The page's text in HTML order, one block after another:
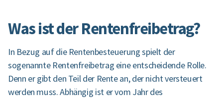
Was ist der Rentenfreibetrag?
In Bezug auf die Rentenbesteuerung spielt der
sogenannte Rentenfreibetrag eine entscheidende Rolle.
Denn er gibt den Teil der Rente an, der nicht versteuert
werden muss. Abhängig ist er vom Jahr des